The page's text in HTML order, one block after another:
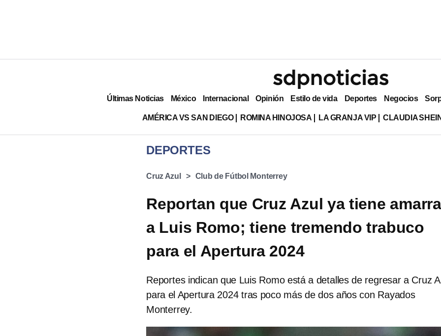
Últimas Noticias México Internacional Opinión Estilo de vida Deportes Negocios
AMÉRICA VS SAN DIEGO ROMINA HINOJOSA LA GRANJA VIP CLAUDIA
DEPORTES
Cruz Azul Club de Fútbol Monterrey
Reportan que Cruz Azul ya tiene
a Luis Romo; tiene tremendo trabuco
para el Apertura 2024
Reportes indican que Luis Romo está a detalles de regresar a Cruz
para el Apertura 2024 tras poco más de dos años con Rayados
Monterrey.